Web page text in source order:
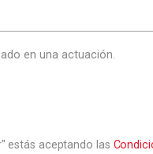
en una actuación.
estás aceptando las